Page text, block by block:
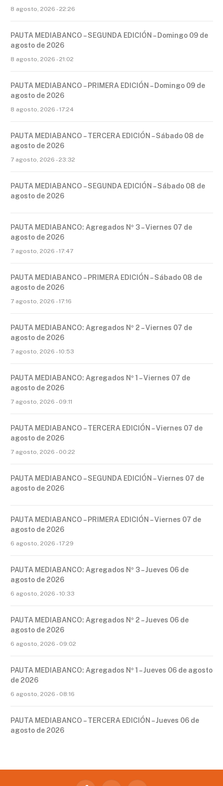
8 agosto, 2026 - 22:26
PAUTA MEDIABANCO – SEGUNDA EDICIÓN – Domingo 09 de
agosto de 2026
8 agosto, 2026 - 21:02
PAUTA MEDIABANCO – PRIMERA EDICIÓN – Domingo 09 de
agosto de 2026
8 agosto, 2026 - 17:24
PAUTA MEDIABANCO – TERCERA EDICIÓN – Sábado 08 de
agosto de 2026
7 agosto, 2026 - 23:32
PAUTA MEDIABANCO – SEGUNDA EDICIÓN – Sábado 08 de
agosto de 2026
PAUTA MEDIABANCO: Agregados Nº 3 – Viernes 07 de
agosto de 2026
7 agosto, 2026 - 17:47
PAUTA MEDIABANCO – PRIMERA EDICIÓN – Sábado 08 de
agosto de 2026
7 agosto, 2026 - 17:16
PAUTA MEDIABANCO: Agregados Nº 2 – Viernes 07 de
agosto de 2026
7 agosto, 2026 - 10:53
PAUTA MEDIABANCO: Agregados Nº 1 – Viernes 07 de
agosto de 2026
7 agosto, 2026 - 09:11
PAUTA MEDIABANCO – TERCERA EDICIÓN – Viernes 07 de
agosto de 2026
7 agosto, 2026 - 00:22
PAUTA MEDIABANCO – SEGUNDA EDICIÓN – Viernes 07 de
agosto de 2026
PAUTA MEDIABANCO – PRIMERA EDICIÓN – Viernes 07 de
agosto de 2026
6 agosto, 2026 - 17:29
PAUTA MEDIABANCO: Agregados Nº 3 – Jueves 06 de
agosto de 2026
6 agosto, 2026 - 10:33
PAUTA MEDIABANCO: Agregados Nº 2 – Jueves 06 de
agosto de 2026
6 agosto, 2026 - 09:02
PAUTA MEDIABANCO: Agregados Nº 1 – Jueves 06 de agosto
de 2026
6 agosto, 2026 - 08:16
PAUTA MEDIABANCO – TERCERA EDICIÓN – Jueves 06 de
agosto de 2026